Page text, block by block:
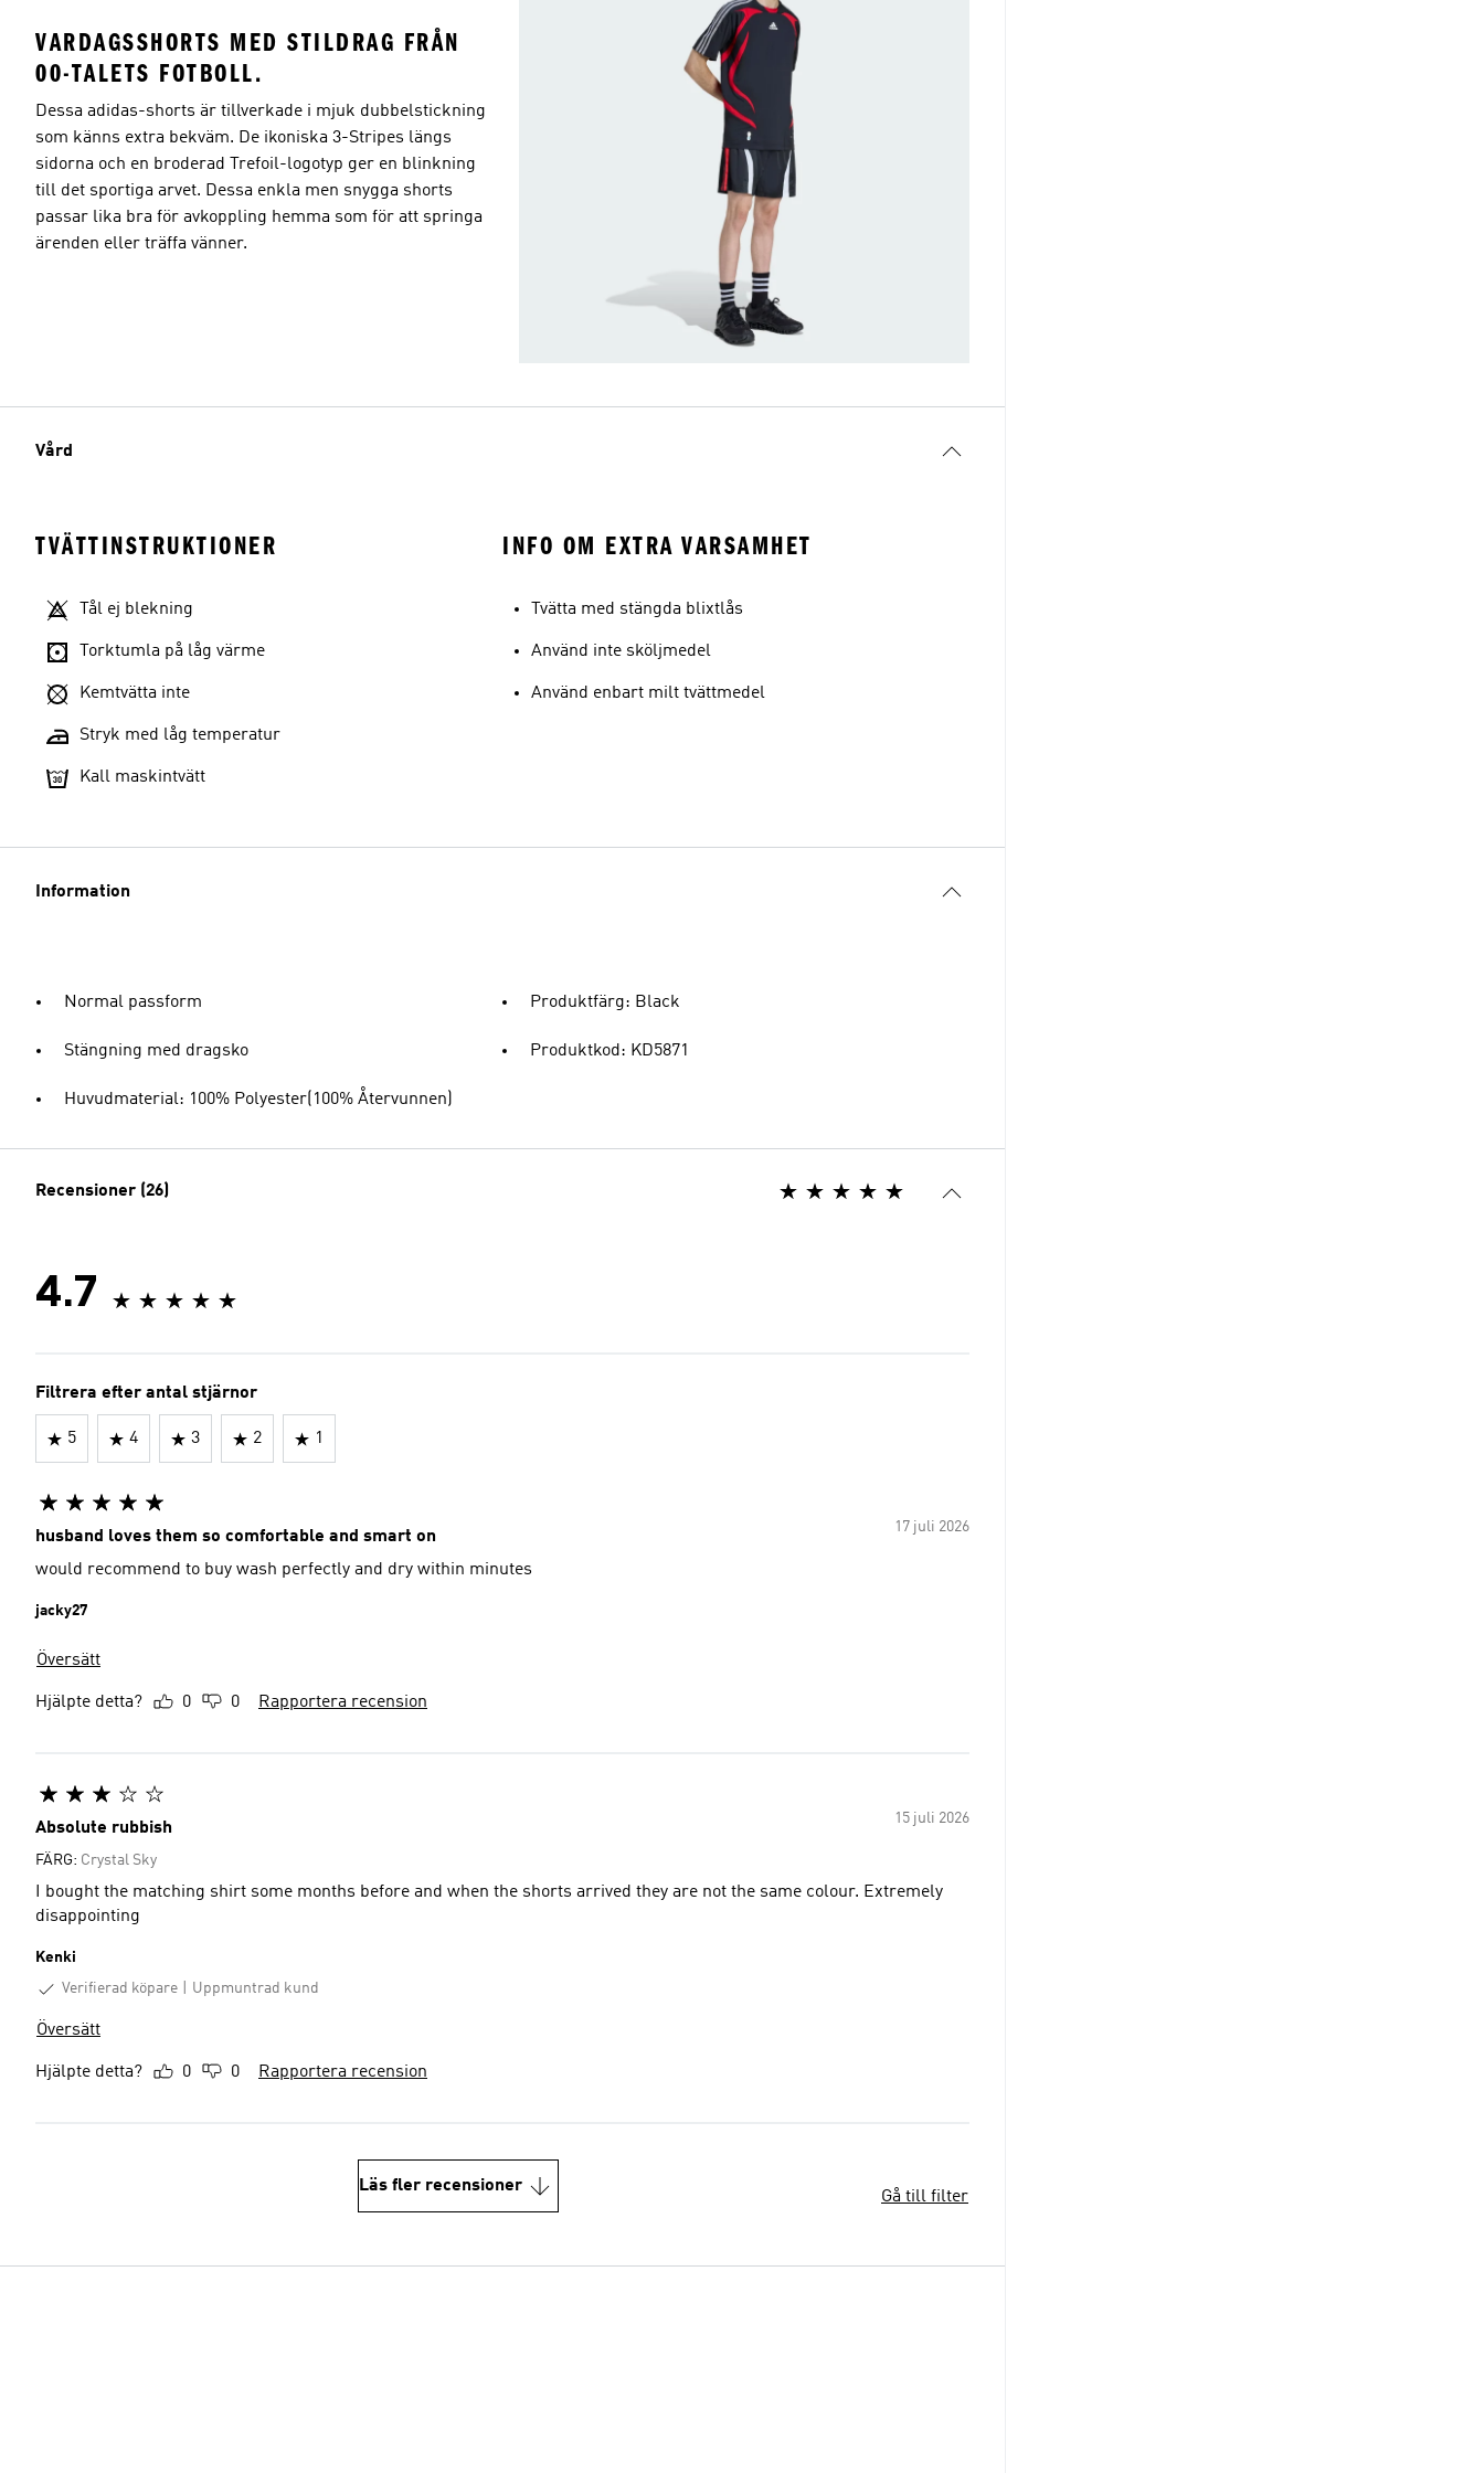
VARDAGSSHORTS MED STILDRAG FRÅN
00-TALETS FOTBOLL.
Dessa adidas-shorts är tillverkade i mjuk dubbelstickning
som känns extra bekväm. De ikoniska 3-Stripes längs
sidorna och en broderad Trefoil-logotyp ger en blinkning
till det sportiga arvet. Dessa enkla men snygga shorts
passar lika bra för avkoppling hemma som för att springa
ärenden eller träffa vänner.
Vård
TVÄTTINSTRUKTIONER
Tål ej blekning
Torktumla på låg värme
Kemtvätta inte
Stryk med låg temperatur
Kall maskintvätt
INFO OM EXTRA VARSAMHET
Tvätta med stängda blixtlås
Använd inte sköljmedel
Använd enbart milt tvättmedel
Information
Normal passform
Stängning med dragsko
Huvudmaterial: 100% Polyester(100% Återvunnen)
Produktfärg: Black
Produktkod: KD5871
Recensioner (26)
4.7
Filtrera efter antal stjärnor
5 4 3 2 1
17 juli 2026
husband loves them so comfortable and smart on
would recommend to buy wash perfectly and dry within minutes
jacky27
Översätt
Hjälpte detta? 0 0 Rapportera recension
15 juli 2026
Absolute rubbish
FÄRG: Crystal Sky
I bought the matching shirt some months before and when the shorts arrived they are not the same colour. Extremely
disappointing
Kenki
Verifierad köpare
Uppmuntrad kund
Översätt
Hjälpte detta? 0 0 Rapportera recension
Läs fler recensioner
Gå till filter